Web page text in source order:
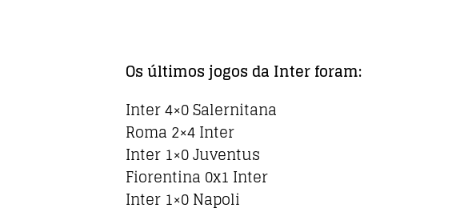
Os últimos jogos da Inter foram:
Inter 4×0 Salernitana
Roma 2×4 Inter
Inter 1×0 Juventus
Fiorentina 0x1 Inter
Inter 1×0 Napoli